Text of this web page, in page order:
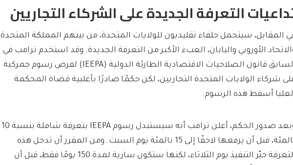
التعرفة الجديدة على الشركاء التجاريين
المقابل، سيتحمل حلفاء تقليديون للولايات المتحدة، من بينهم المملكة المتحدة
الأوروبي واليابان، العبء الأكبر من التعرفة الجديدة. وقد استخدم ترامب في
السابق قانون الصلاحيات الاقتصادية الطارئة الدولية (IEEPA) لفرض رسوم جمركية
شركاء الولايات المتحدة التجاريين، لكن حكمًا صادرًا بأغلبية قضاة المحكمة
أسقط هذه الرسوم.
وبعد صدور الحكم، أعلن ترامب أنه سيستبدل رسوم IEEPA بتعرفة شاملة بنسبة 10
بالمئة، قبل أن يرفعها لاحقًا إلى 15 بالمئة يوم السبت. ومن المقرر أن تدخل هذه
التعرفة حيّز التنفيذ يوم الثلاثاء، لكنها ستكون سارية لمدة 150 يومًا فقط، قبل أن